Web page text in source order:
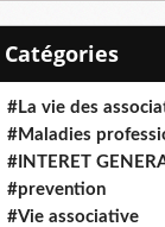
Catégories
#La vie des
#Maladies
#INTERET
#prevention
#Vie associative